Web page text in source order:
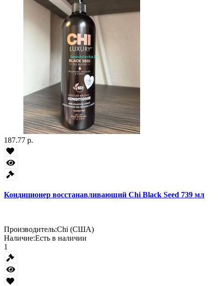
187.77 р.
Кондиционер восстанавливающий Chi Black Seed 739 мл
Производитель:Chi (США)
Наличие:Есть в наличии
1